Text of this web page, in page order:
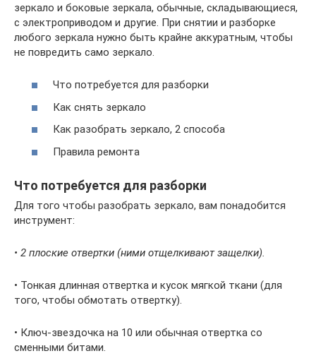
зеркало и боковые зеркала, обычные, складывающиеся,
с электроприводом и другие. При снятии и разборке
любого зеркала нужно быть крайне аккуратным, чтобы
не повредить само зеркало.
Что потребуется для разборки
Как снять зеркало
Как разобрать зеркало, 2 способа
Правила ремонта
Что потребуется для разборки
Для того чтобы разобрать зеркало, вам понадобится
инструмент:
• 2 плоские отвертки (ними отщелкивают защелки).
• Тонкая длинная отвертка и кусок мягкой ткани (для
того, чтобы обмотать отвертку).
• Ключ-звездочка на 10 или обычная отвертка со
сменными битами.